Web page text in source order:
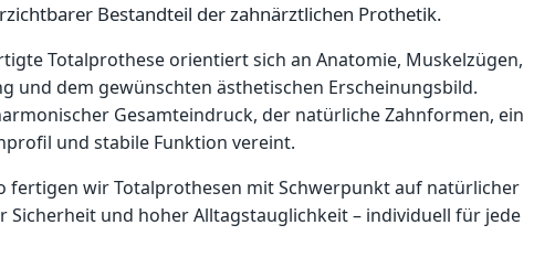
Bestandteil der zahnärztlichen Prothetik.
Totalprothese orientiert sich an Anatomie, Muskelzügen,
und dem gewünschten ästhetischen Erscheinungsbild.
Gesamteindruck, der natürliche Zahnformen, ein
und stabile Funktion vereint.
fertigen wir Totalprothesen mit Schwerpunkt auf natürlicher
Sicherheit und hoher Alltagstauglichkeit – individuell für jede